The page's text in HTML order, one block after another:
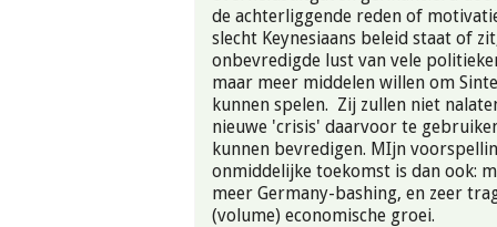
de achterliggende reden of
slecht Keynesiaans beleid staat of
onbevredigde lust van vele
maar meer middelen willen om
kunnen spelen. Zij zullen niet
nieuwe 'crisis' daarvoor te
kunnen bevredigen. MIjn
onmiddelijke toekomst is dan ook:
meer Germany-bashing, en zeer
(volume) economische groei.